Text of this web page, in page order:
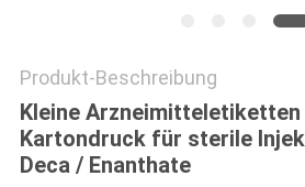
Produkt-Beschreibung
Kleine Arzneimitteletiketten
Kartondruck für sterile
Deca / Enanthate